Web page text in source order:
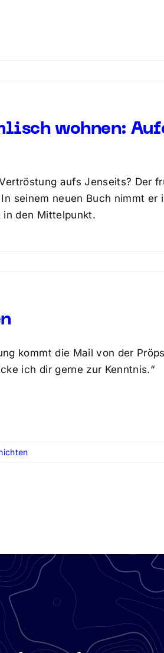
wohnen:
aufs Jenseits? Der
seinem neuen Buch nimmt
in den Mittelpunkt.
kommt die Mail von der
ich dir gerne zur Kenntnis.“